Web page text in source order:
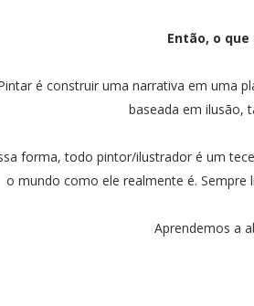
Então, o
é construir uma narrativa em uma
baseada em ilusão,
forma, todo pintor/ilustrador é um
o mundo como ele realmente é.
Aprendemos a